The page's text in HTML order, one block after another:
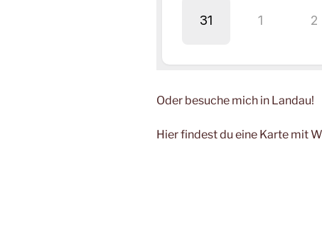
Oder besuche mich in Landau!
Hier findest du eine Karte mit